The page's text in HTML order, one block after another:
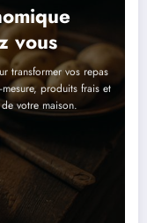
vous
transformer vos repas
produits frais et
votre maison.